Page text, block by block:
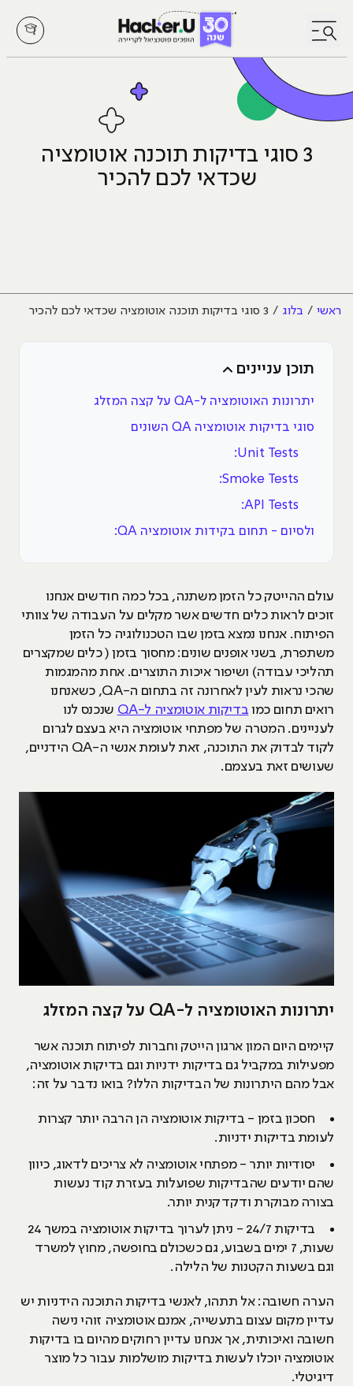
לחץ לפתיחת/סגירת תפריט
3 סוגי בדיקות תוכנה אוטומציה
שכדאי לכם להכיר
ראשי בלוג 3 סוגי בדיקות תוכנה אוטומציה שכדאי לכם להכיר
תוכן עניינים
יתרונות האוטומציה ל-QA על קצה המזלג
סוגי בדיקות אוטומציה QA השונים
Unit Tests:
Smoke Tests:
API Tests:
ולסיום - תחום בקידות אוטומציה QA:
עולם ההייטק כל הזמן משתנה, בכל כמה חודשים אנחנו
זוכים לראות כלים חדשים אשר מקלים על העבודה של צוותי
הפיתוח. אנחנו נמצא בזמן שבו הטכנולוגיה כל הזמן
משתפרת, בשני אופנים שונים: מחסוך בזמן ( כלים שמקצרים
תהליכי עבודה) ושיפור איכות התוצרים. אחת מהמגמות
שהכי נראות לעין לאחרונה זה בתחום ה-QA, כשאנחנו
רואים תחום כמו בדיקות אוטומציה ל-QA
שנכנס לנו
לעניינים. המטרה של מפתחי אוטומציה היא בעצם לגרום
לקוד לבדוק את התוכנה, זאת לעומת אנשי ה-QA הידניים,
שעושים זאת בעצמם.
יתרונות האוטומציה ל-QA על קצה המזלג
קיימים היום המון ארגון הייטק וחברות לפיתוח תוכנה אשר
מפעילות במקביל גם בדיקות ידניות וגם בדיקות אוטומציה,
אבל מהם היתרונות של הבדיקות הללו? בואו נדבר על זה:
חסכון בזמן - בדיקות אוטומציה הן הרבה יותר קצרות
לעומת בדיקות ידניות.
יסודיות יותר - מפתחי אוטומציה לא צריכים לדאוג, כיוון
שהם יודעים שהבדיקות שפועלות בעזרת קוד נעשות
בצורה מבוקרת ודקדקנית יותר.
בדיקות 24/7 - ניתן לערוך בדיקות אוטומציה במשך 24
שעות, 7 ימים בשבוע, גם כשכולם בחופשה, מחוץ למשרד
וגם בשעות הקטנות של הלילה.
הערה חשובה: אל תתהו, לאנשי בדיקות התוכנה הידניות יש
עדיין מקום עצום בתעשייה, אמנם אוטומציה זוהי נישה
חשובה ואיכותית, אך אנחנו עדיין רחוקים מהיום בו בדיקות
אוטומציה יוכלו לעשות בדיקות מושלמות עבור כל מוצר
דיגיטלי.